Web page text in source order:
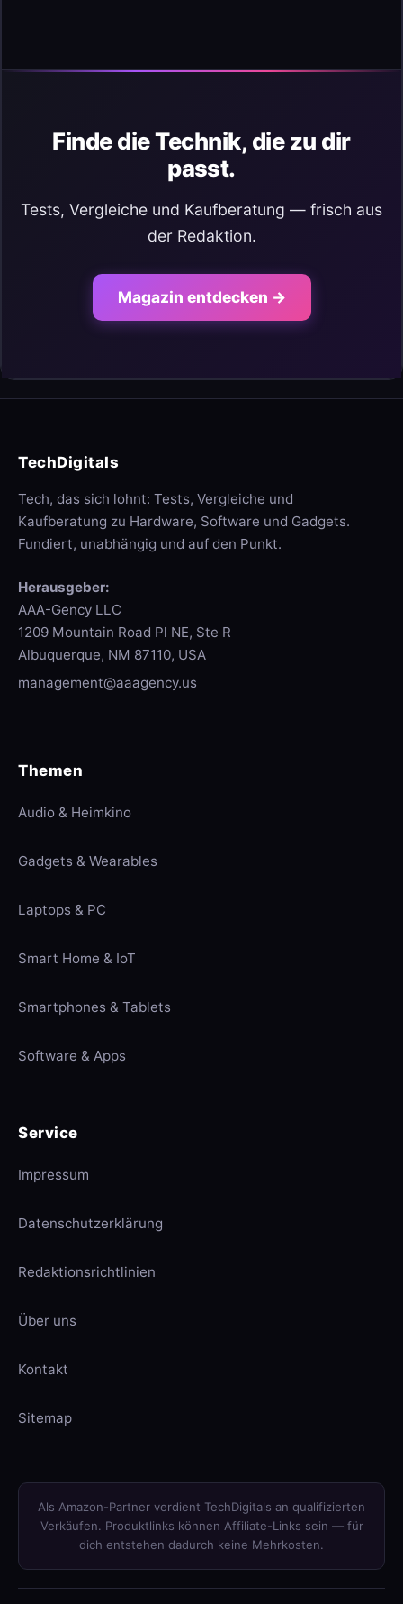
Finde die Technik, die zu dir
passt.
Tests, Vergleiche und Kaufberatung — frisch aus
der Redaktion.
Magazin entdecken →
TechDigitals
Tech, das sich lohnt: Tests, Vergleiche und
Kaufberatung zu Hardware, Software und Gadgets.
Fundiert, unabhängig und auf den Punkt.
Herausgeber:
AAA-Gency LLC
1209 Mountain Road Pl NE, Ste R
Albuquerque, NM 87110, USA
management@aaagency.us
Themen
Audio & Heimkino
Gadgets & Wearables
Laptops & PC
Smart Home & IoT
Smartphones & Tablets
Software & Apps
Service
Impressum
Datenschutzerklärung
Redaktionsrichtlinien
Über uns
Kontakt
Sitemap
Als Amazon-Partner verdient TechDigitals an qualifizierten
Verkäufen. Produktlinks können Affiliate-Links sein — für
dich entstehen dadurch keine Mehrkosten.